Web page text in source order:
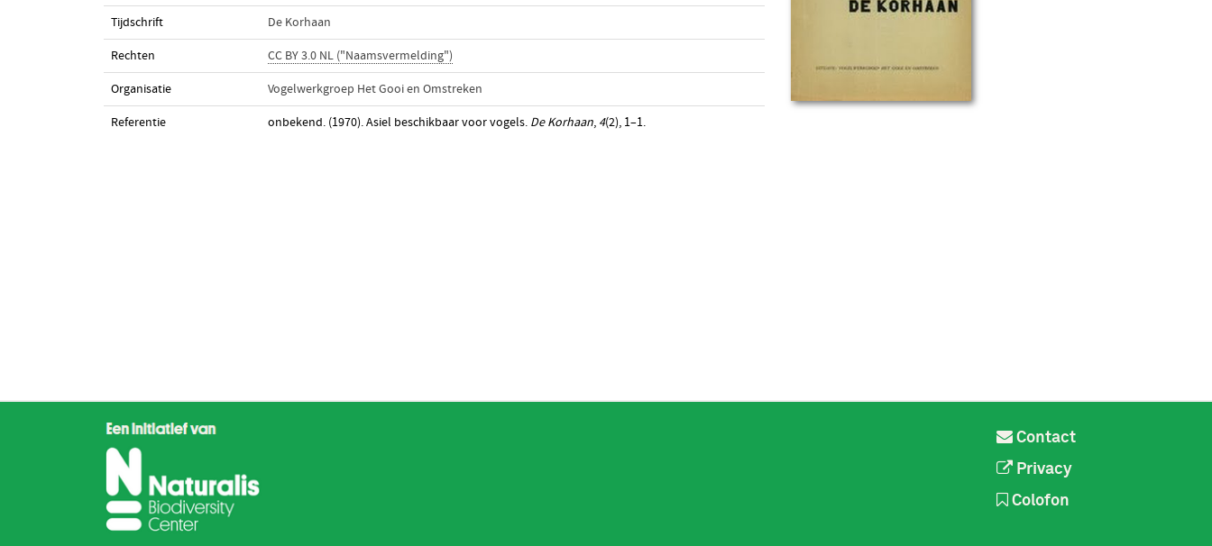
Tijdschrift De Korhaan
Rechten CC BY 3.0 NL ("Naamsvermelding")
Organisatie Vogelwerkgroep Het Gooi en Omstreken
Referentie onbekend. (1970). Asiel beschikbaar voor vogels. De Korhaan, 4(2), 1–1.
Contact
Privacy
Colofon